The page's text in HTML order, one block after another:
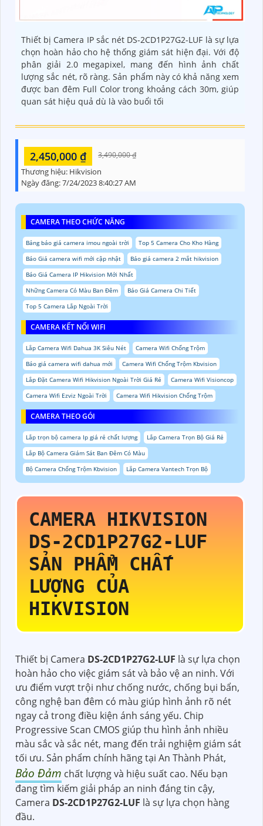
Thiết bị Camera IP sắc nét DS-2CD1P27G2-LUF là sự lựa
chọn hoàn hảo cho hệ thống giám sát hiện đại. Với độ
phân giải 2.0 megapixel, mang đến hình ảnh chất
lượng sắc nét, rõ ràng. Sản phẩm này có khả năng xem
được ban đêm Full Color trong khoảng cách 30m, giúp
quan sát hiệu quả dù là vào buổi tối
2,450,000 ₫ 3,490,000 ₫
Thương hiệu: Hikvision
Ngày đăng:7/24/2023 8:40:27 AM
CAMERA THEO CHỨC NĂNG
Bảng báo giá camera imou ngoài trời
Top 5 Camera Cho Kho Hàng
Báo Giá camera wifi mới cập nhật
Báo giá camera 2 mắt hikvision
Báo Giá Camera IP Hikvision Mới Nhất
Những Camera Có Màu Ban Đêm
Báo Giá Camera Chi Tiết
Top 5 Camera Lắp Ngoài Trời
CAMERA KẾT NỐI WIFI
Lắp Camera Wifi Dahua 3K Siêu Nét
Camera Wifi Chống Trộm
Báo giá camera wifi dahua mới
Camera Wifi Chống Trộm Kbvision
Lắp Đặt Camera Wifi Hikvision Ngoài Trời Giá Rẻ
Camera Wifi Visioncop
Camera Wifi Ezviz Ngoài Trời
Camera Wifi Hikvision Chống Trộm
CAMERA THEO GÓI
Lắp trọn bộ camera Ip giá rẻ chất lượng
Lắp Camera Trọn Bộ Giá Rẻ
Lắp Bộ Camera Giám Sát Ban Đêm Có Màu
Bộ Camera Chống Trộm Kbvision
Lắp Camera Vantech Trọn Bộ
CAMERA HIKVISION
DS-2CD1P27G2-LUF
SẢN PHẨM CHẤT
LƯỢNG CỦA
HIKVISION
Thiết bị Camera DS-2CD1P27G2-LUF là sự lựa chọn
hoàn hảo cho việc giám sát và bảo vệ an ninh. Với
ưu điểm vượt trội như chống nước, chống bụi bẩn,
công nghệ ban đêm có màu giúp hình ảnh rõ nét
ngay cả trong điều kiện ánh sáng yếu. Chip
Progressive Scan CMOS giúp thu hình ảnh nhiều
màu sắc và sắc nét, mang đến trải nghiệm giám sát
tối ưu. Sản phẩm chính hãng tại An Thành Phát,
Bảo Đảm chất lượng và hiệu suất cao. Nếu bạn
đang tìm kiếm giải pháp an ninh đáng tin cậy,
Camera DS-2CD1P27G2-LUF là sự lựa chọn hàng
đầu.